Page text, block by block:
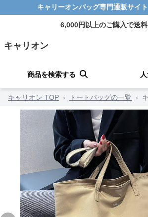
キャリーオンバッグ専門通販サイ
6,000円以上のご購入で送
キャリオン
商品を検索する
キャリオン TOP › トートバッグの一覧 ›